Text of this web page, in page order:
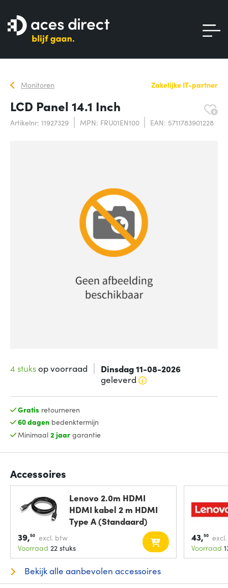
Monitoren Zakelijke IT-partner
LCD Panel 14.1 Inch
Artikelnr: 11927329 MPN: FRU01EN100 EAN: 5711783901228
4 stuksop voorraad Dinsdag 11-08-2026
geleverd
Gratis retourneren
60 dagenbedenktermijn
Minimaal 2 jaargarantie
Accessoires
Lenovo 2.0m HDMI
HDMI kabel 2 m HDMI
Type A (Standaard)
39,50 excl. btw
Voorraad 22 stuks
43,50
Voorraad
Bekijk alle aanbevolen accessoires